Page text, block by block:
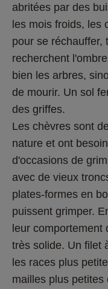
abritées par des
les mois froids, les
pour se réchauffer,
recherchent
bien les arbres,
de mourir. Un sol
des griffes.
Les chèvres sont
nature et ont
d'occasions de
avec de vieux
plates-formes en
puissent grimper.
leur comportement
très solide. Un filet
les races plus
mailles plus